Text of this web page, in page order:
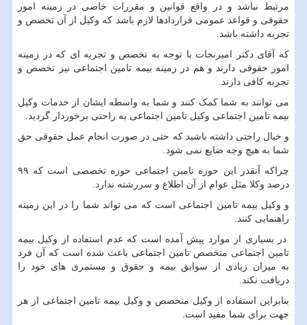
مرتبط نباشد و در واقع قوانین و مقررات خاصی در زمینه امور
حقوقی و قواعد عمومی قراردادها لازم باشد که وکیل از آن تخصص و
تجربه داشته باشد.
که آقای دکتر امیرنجات با توجه به تخصص و تجربه ای که در زمینه
امور حقوقی دارند و هم در زمینه بیمه تامین اجتماعی نیز تخصص و
تجربه کافی دارند.
می توانند به شما کمک کنند و شما به واسطه ایشان از خدمات وکیل
بیمه تامین اجتماعی وکیل تامین اجتماعی به راحتی برخوردار گردید.
و خیال راحتی داشته باشید که حتی در صورت انجام عمل حقوقی حق
شما به هیچ وجه ضایع نمی شود.
چراکه آنقدر این حوزه تامین اجتماعی حوزه تخصصی است که ۹۹
درصد وکلا مثل عوام از آن اطلاع و سررشته ندارد.
و وکیل بیمه تامین اجتماعی است که می تواند شما را در این زمینه
راهنمایی کنند.
در بسیاری از موارد پیش آمده است که عدم استفاده از وکیل بیمه
تامین اجتماعی متخصص تامین اجتماعی باعث شده است که آن فرد
به میزان زیادی از سوابق بیمه و حقوق و مستمری های خود را
دریافت نکند.
بنابراین استفاده از وکیل متخصص و وکیل بیمه تامین اجتماعی از هر
جهت برای شما مفید است.